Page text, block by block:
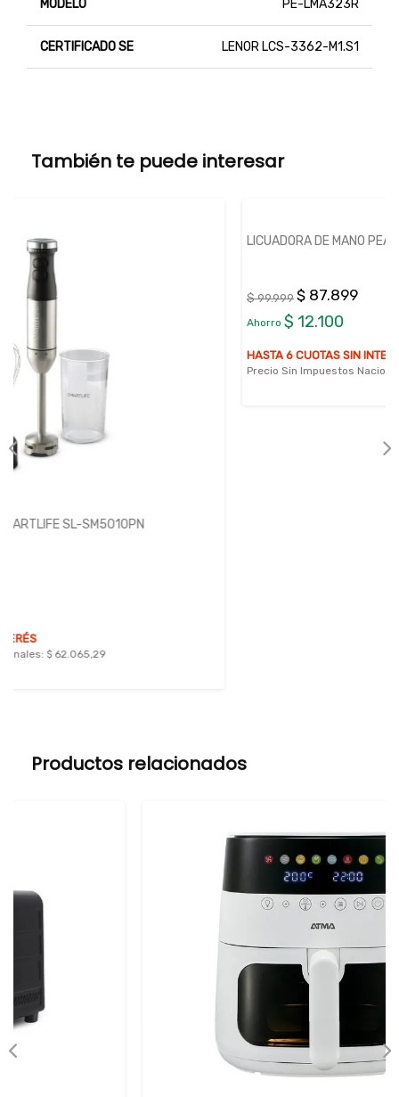
MODELO PE-LMA323R
CERTIFICADO SE LENOR LCS-3362-M1.S1
También te puede interesar
LICUADORA DE MANO PEABODY PE-LMA323B
HASTA 6 CUOTAS SIN INTERÉS
Precio Sin Impuestos Nacionales: $ 72.643,80
Productos relacionados